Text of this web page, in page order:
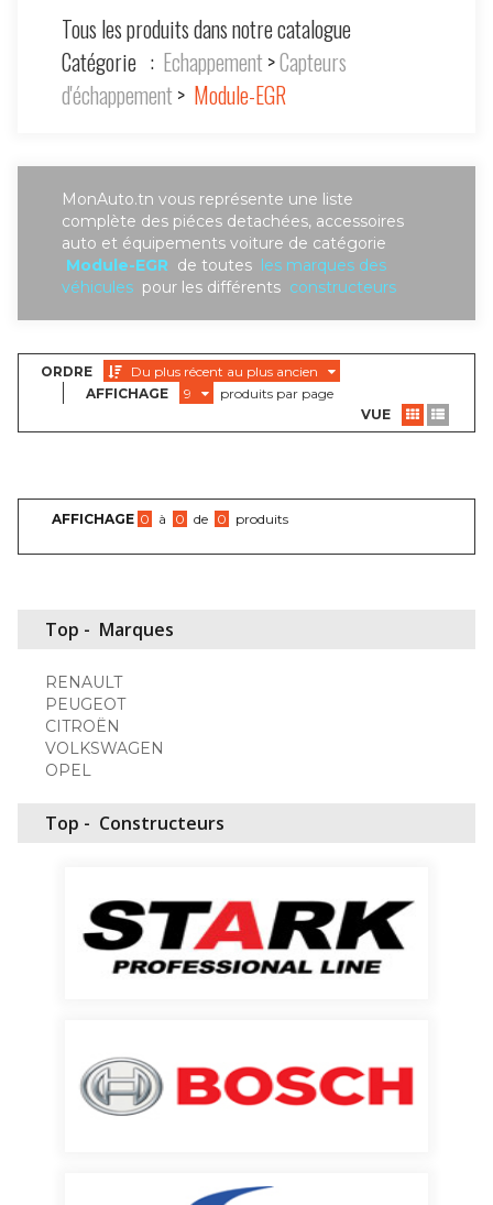
Tous les produits dans notre catalogue
Catégorie : Echappement>Capteurs
d'échappement> Module-EGR
MonAuto.tn vous représente une liste
complète des piéces detachées, accessoires
auto et équipements voiture de catégorie
Module-EGR de toutes les marques des
véhicules pour les différents constructeurs
ORDRE
Du plus récent au plus ancien
AFFICHAGE
9
produits par page
VUE
AFFICHAGE 0 à 0 de 0 produits
Top - Marques
RENAULT
PEUGEOT
CITROËN
VOLKSWAGEN
OPEL
Top - Constructeurs